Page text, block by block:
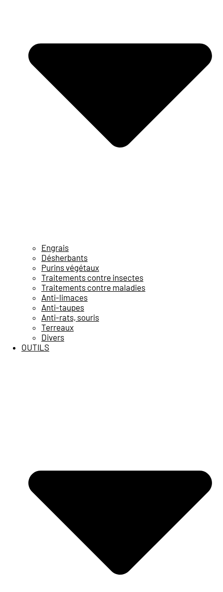
Engrais
Désherbants
Purins végétaux
Traitements contre insectes
Traitements contre maladies
Anti-limaces
Anti-taupes
Anti-rats, souris
Terreaux
Divers
OUTILS